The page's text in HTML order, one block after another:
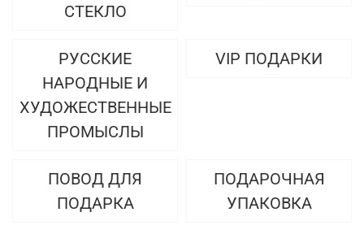
СТЕКЛО
РУССКИЕ
НАРОДНЫЕ И
ХУДОЖЕСТВЕННЫЕ
ПРОМЫСЛЫ
VIP ПОДАРКИ
ПОВОД ДЛЯ
ПОДАРКА
ПОДАРОЧНАЯ
УПАКОВКА